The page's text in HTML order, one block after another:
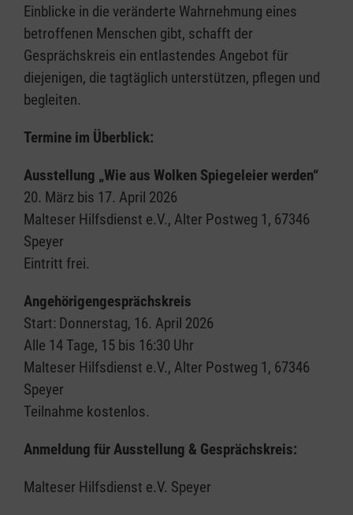
Einblicke in die veränderte Wahrnehmung eines
betroffenen Menschen gibt, schafft der
Gesprächskreis ein entlastendes Angebot für
diejenigen, die tagtäglich unterstützen, pflegen und
begleiten.
Termine im Überblick:
Ausstellung „Wie aus Wolken Spiegeleier werden“
20. März bis 17. April 2026
Malteser Hilfsdienst e.V., Alter Postweg 1, 67346
Speyer
Eintritt frei.
Angehörigengesprächskreis
Start: Donnerstag, 16. April 2026
Alle 14 Tage, 15 bis 16:30 Uhr
Malteser Hilfsdienst e.V., Alter Postweg 1, 67346
Speyer
Teilnahme kostenlos.
Anmeldung für Ausstellung & Gesprächskreis:
Malteser Hilfsdienst e.V. Speyer